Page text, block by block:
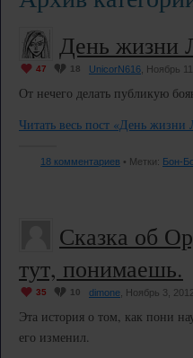
День жизни
47 18 UnicorN616 , Ноябрь
От нечего делать публикую
Читать весь пост «День жизни
18 комментариев • Метки: Бон-
Сказка об
тут, понимаешь.
35 10 dimone , Ноябрь 3,
Эта история о том, как пони
его изменил.